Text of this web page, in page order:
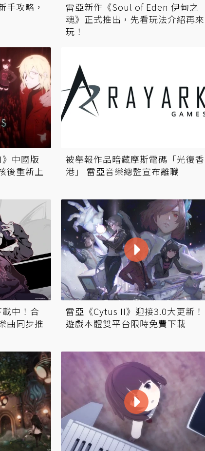
手攻略，
雷亞新作《Soul of Eden 伊甸之
魂》正式推出，先看玩法介紹再來
玩！
中國版
後重新上
被舉報作品暗藏摩斯電碼「光復香
港」 雷亞音樂總監宣布離職
載中！合
曲同步推
雷亞《Cytus II》迎接3.0大更新！
遊戲本體雙平台限時免費下載